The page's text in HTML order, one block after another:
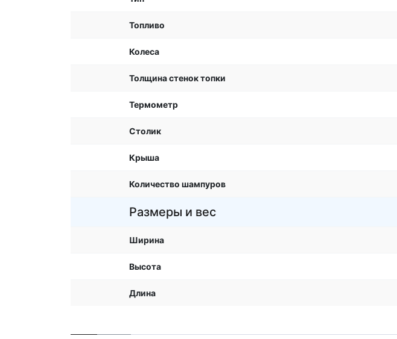
Топливо
Колеса
Толщина стенок топки
Термометр
Столик
Крыша
Количество шампуров
Размеры и вес
Ширина
Высота
Длина